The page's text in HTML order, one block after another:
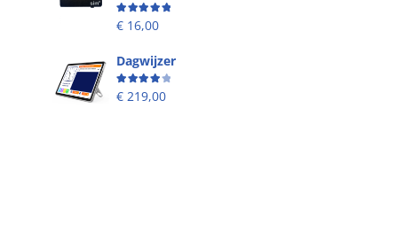
Beoordeling
€ 16,00
Dagwijzer
Beoordeling
€ 219,00